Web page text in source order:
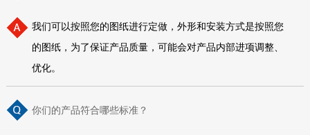
我们可以按照您的图纸进行定做，外形和安装方式是按照您
的图纸，为了保证产品质量，可能会对产品内部进项调整、
优化。
你们的产品符合哪些标准？